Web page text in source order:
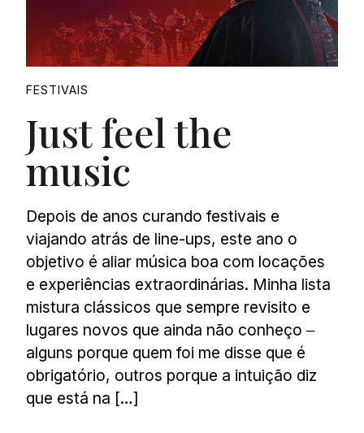
FESTIVAIS
Just feel the
music
Depois de anos curando festivais e
viajando atrás de line-ups, este ano o
objetivo é aliar música boa com locações
e experiências extraordinárias. Minha lista
mistura clássicos que sempre revisito e
lugares novos que ainda não conheço ‒
alguns porque quem foi me disse que é
obrigatório, outros porque a intuição diz
que está na […]